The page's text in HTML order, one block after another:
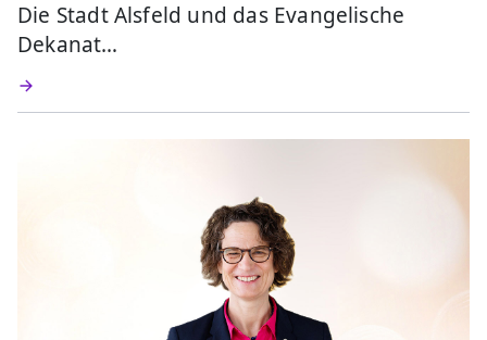
Die Stadt Alsfeld und das Evangelische
Dekanat…